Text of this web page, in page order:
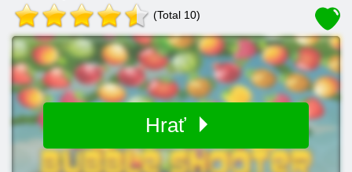
(Total 10)
Hrať